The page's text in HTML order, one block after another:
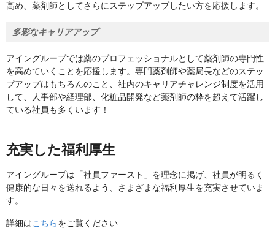
高め、薬剤師としてさらにステップアップしたい方を応援します。
多彩なキャリアアップ
アイングループでは薬のプロフェッショナルとして薬剤師の専門性
を高めていくことを応援します。専門薬剤師や薬局長などのステッ
プアップはもちろんのこと、社内のキャリアチャレンジ制度を活用
して、人事部や経理部、化粧品開発など薬剤師の枠を超えて活躍し
ている社員も多くいます！
充実した福利厚生
アイングループは「社員ファースト」を理念に掲げ、社員が明るく
健康的な日々を送れるよう、さまざまな福利厚生を充実させていま
す。
詳細はこちらをご覧ください